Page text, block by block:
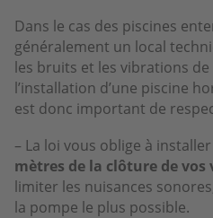
Dans le cas des piscines
généralement un local
les bruits et les vibrations de
l’installation d’une piscine
est donc important de
– La loi vous oblige à
mètres de la clôture de vos
limiter les nuisances
la pompe le plus possible.